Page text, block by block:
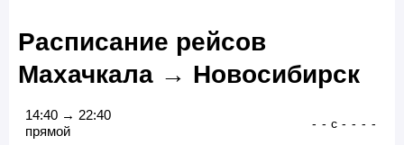
Расписание рейсов
Махачкала → Новосибирск
14:40 → 22:40
прямой
- - с - - - -